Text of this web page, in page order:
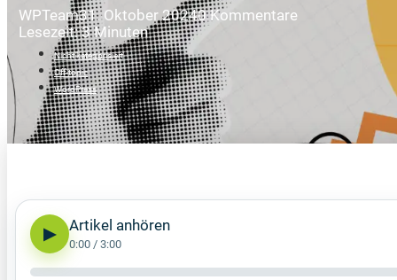
WPTeam31. Oktober 20240 Kommentare
Lesezeit: 3 Minuten
Nicht kategorisiert
Off-topic
WordPress
▶ Artikel anhören
0:00/ 3:00